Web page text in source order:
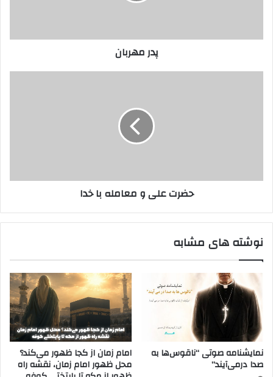
پدر مهربان
حضرت علی و معامله با خدا
نوشته های مشابه
نمایشنامه صوتی “ناقوس‌ها به
صدا در‌می‌آیند”
امام زمان از کجا ظهور می‌کند؟
محل ظهور امام زمان، نقشه راه